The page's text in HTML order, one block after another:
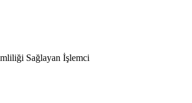
Sağlayan İşlemci